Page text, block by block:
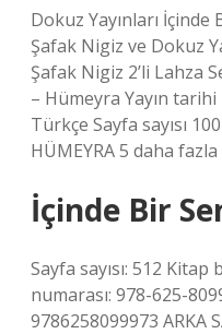
Dokuz Yayınları
Şafak Nigiz ve Dokuz
Şafak Nigiz 2’li Lahza
– Hümeyra Yayın
Türkçe Sayfa sayısı
HÜMEYRA 5 daha fazla
İçinde Bir
Sayfa sayısı: 512 Kitap
numarası: 978-625-
9786258099973 ARKA